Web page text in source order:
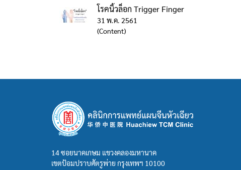
โรคนิ้วล็อก Trigger Finger
31 พ.ค. 2561
(Content)
14 ซอยนาคเกษม แขวงคลองมหานาค
เขตป้อมปราบศัตรูพ่าย กรุงเทพฯ 10100